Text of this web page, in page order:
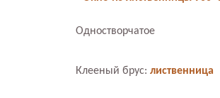
Одностворчатое
Клееный брус: лиственница